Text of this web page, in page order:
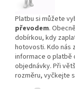
Platbu si můžete
převodem.
dobírkou, kdy
hotovosti. Kdo nás
informace o
objednávky. Při
rozměru, vyčkejte